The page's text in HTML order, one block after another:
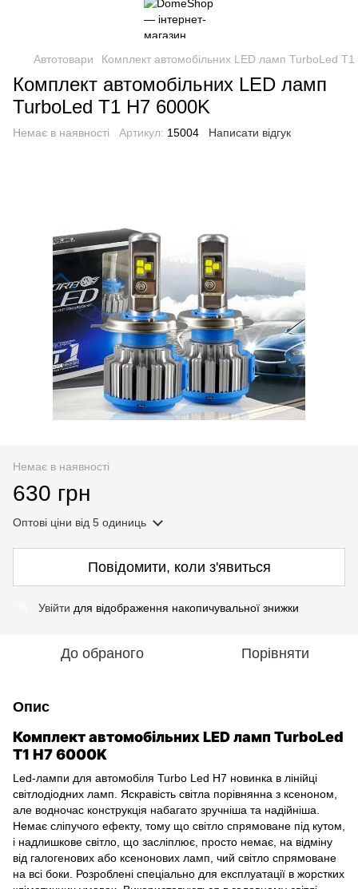
Автотовари Комплект автомобільних LED ламп TurboLed
Комплект автомобільних LED ламп
TurboLed T1 H7 6000K
Немає в наявності Артикул: 15004 Написати відгук
Немає в наявності
630 грн
Оптові ціни від 5 одиниць
Повідомити, коли з'явиться
Увійти для відображення накопичувальної знижки
До обраного Порівняти
Опис
Комплект автомобільних LED ламп TurboLed
T1 H7 6000K
Led-лампи для автомобіля Turbo Led H7 новинка в лінійці
світлодіодних ламп. Яскравість світла порівнянна з ксеноном,
але водночас конструкція набагато зручніша та надійніша.
Немає сліпучого ефекту, тому що світло спрямоване під кутом,
і надлишкове світло, що засліплює, просто немає, на відміну
від галогенових або ксенонових ламп, чий світло спрямоване
на всі боки. Розроблені спеціально для експлуатації в жорстких